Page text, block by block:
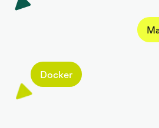
Docker